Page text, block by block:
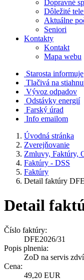
Dopravné
Dôležité
Aktuálne
Seniori
Kontakty
Kontakt
Mapa webu
Starosta informuje
Tlačivá na
Vývoz odpadov
Odstávky energií
Farský úrad
Info emailom
Úvodná stránka
Zverejňovanie
Zmluvy, Faktúry,
Faktúry - DSS
Faktúry
Detail faktúry
Detail
Číslo faktúry:
DFE2026/31
Popis plnenia:
ZoD na servis
Cena:
49,20 EUR